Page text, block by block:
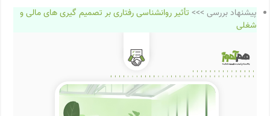
پیشنهاد بررسی >>> تأثیر روانشناسی رفتاری بر تصمیم‌ گیری‌ های مالی و
شغلی